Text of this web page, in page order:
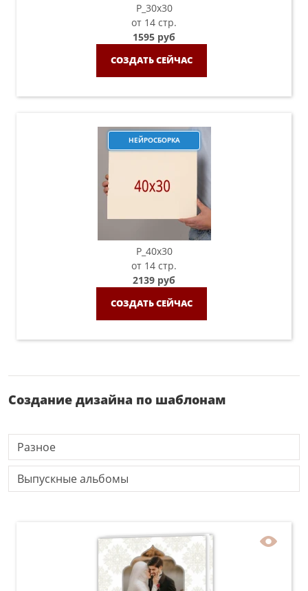
P_30х30
от 14 стр.
1595 руб
СОЗДАТЬ СЕЙЧАС
НЕЙРОСБОРКА
P_40х30
от 14 стр.
2139 руб
СОЗДАТЬ СЕЙЧАС
Создание дизайна по шаблонам
Разное
Выпускные альбомы